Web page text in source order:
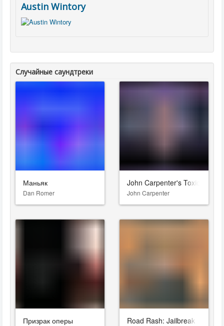
Austin Wintory
Случайные саундтреки
Маньяк
Dan Romer
John Carpenter's Toxic
John Carpenter
Призрак оперы Road Rash: Jailbreak